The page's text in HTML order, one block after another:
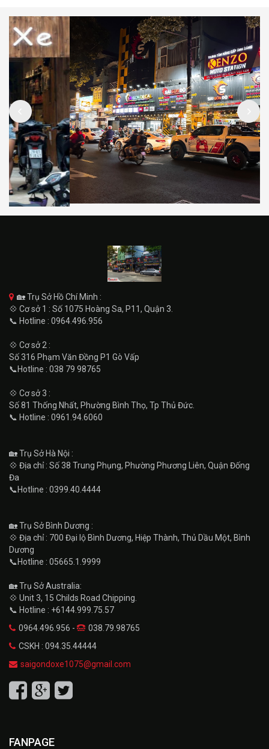
🏡 Trụ Sở Hồ Chí Minh :
💠 Cơ sở 1 : Số 1075 Hoàng Sa, P11, Quận 3.
📞 Hotline : 0964.496.956
💠 Cơ sở 2 :
Số 316 Phạm Văn Đồng P1 Gò Vấp
📞Hotline : 038 79 98765
💠 Cơ sở 3 :
Số 81 Thống Nhất, Phường Bình Thọ, Tp Thủ Đức.
📞 Hotline : 0961.94.6060
🏡 Trụ Sở Hà Nội :
💠 Địa chỉ : Số 38 Trung Phụng, Phường Phương Liên, Quận Đống
Đa
📞Hotline : 0399.40.4444
🏡 Trụ Sở Bình Dương :
💠 Địa chỉ : 700 Đại lộ Bình Dương, Hiệp Thành, Thủ Dầu Một, Bình
Dương
📞Hotline : 05665.1.9999
🏡 Trụ Sở Australia:
💠 Unit 3, 15 Childs Road Chipping.
📞 Hotline : +6144.999.75.57
0964.496.956 -
038.79.98765
CSKH : 094.35.44444
saigondoxe1075@gmail.com
FANPAGE